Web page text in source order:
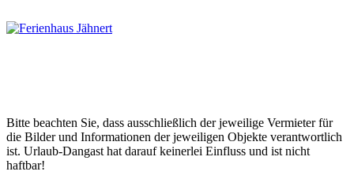
Bitte beachten Sie, dass ausschließlich der jeweilige Vermieter für
die Bilder und Informationen der jeweiligen Objekte verantwortlich
ist. Urlaub-Dangast hat darauf keinerlei Einfluss und ist nicht
haftbar!